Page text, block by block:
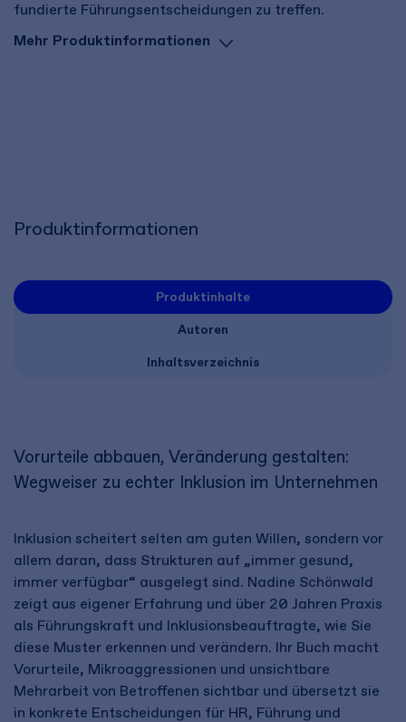
fundierte Führungsentscheidungen zu treffen.
Mehr Produktinformationen
Produktinformationen
Produktinhalte
Autoren
Inhaltsverzeichnis
Vorurteile abbauen, Veränderung gestalten:
Wegweiser zu echter Inklusion im Unternehmen
Inklusion scheitert selten am guten Willen, sondern vor
allem daran, dass Strukturen auf „immer gesund,
immer verfügbar“ ausgelegt sind. Nadine Schönwald
zeigt aus eigener Erfahrung und über 20 Jahren Praxis
als Führungskraft und Inklusionsbeauftragte, wie Sie
diese Muster erkennen und verändern. Ihr Buch macht
Vorurteile, Mikroaggressionen und unsichtbare
Mehrarbeit von Betroffenen sichtbar und übersetzt sie
in konkrete Entscheidungen für HR, Führung und